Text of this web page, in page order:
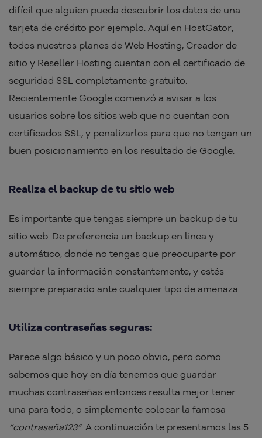
difícil que alguien pueda descubrir los datos de una
tarjeta de crédito por ejemplo. Aquí en HostGator,
todos nuestros planes de Web Hosting, Creador de
sitio y Reseller Hosting cuentan con el certificado de
seguridad SSL completamente gratuito.
Recientemente Google comenzó a avisar a los
usuarios sobre los sitios web que no cuentan con
certificados SSL, y penalizarlos para que no tengan un
buen posicionamiento en los resultado de Google.
Realiza el backup de tu sitio web
Es importante que tengas siempre un backup de tu
sitio web. De preferencia un backup en linea y
automático, donde no tengas que preocuparte por
guardar la información constantemente, y estés
siempre preparado ante cualquier tipo de amenaza.
Utiliza contraseñas seguras:
Parece algo básico y un poco obvio, pero como
sabemos que hoy en día tenemos que guardar
muchas contraseñas entonces resulta mejor tener
una para todo, o simplemente colocar la famosa
“contraseña123”. A continuación te presentamos las 5